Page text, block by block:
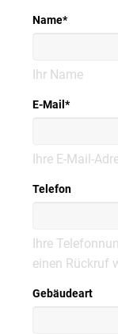
Name*
Ihr Name
E-Mail *
Ihre E-Mail-
Telefon
Ihre
einen Rückruf
Gebäudeart